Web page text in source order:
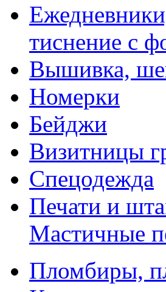
тиснение с
Вышивка,
Номерки
Бейджи
Визитницы
Спецодежда
Печати и
Мастичные
Пломбиры,